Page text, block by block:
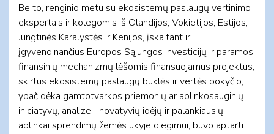
Be to, renginio metu su ekosistemų paslaugų vertinimo
ekspertais ir kolegomis iš Olandijos, Vokietijos, Estijos,
Jungtinės Karalystės ir Kenijos, įskaitant ir
įgyvendinančius Europos Sąjungos investicijų ir paramos
finansinių mechanizmų lėšomis finansuojamus projektus,
skirtus ekosistemų paslaugų būklės ir vertės pokyčio,
ypač dėka gamtotvarkos priemonių ar aplinkosauginių
iniciatyvų, analizei, inovatyvių idėjų ir palankiausių
aplinkai sprendimų žemės ūkyje diegimui, buvo aptarti